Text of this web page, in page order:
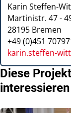
Karin Steffen-
Martinistr. 47 -
28195 Bremen
+49 (0)451
karin.steffen-
Diese
interessieren